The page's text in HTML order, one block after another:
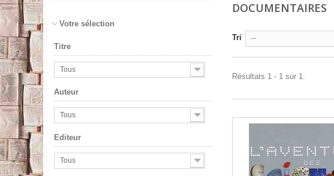
Votre sélection
Titre
Tous
Auteur
Tous
Editeur
Tous
DOCUMENTAIRES
Tri --
Résultats 1 - 1 sur 1.